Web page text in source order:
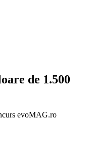
de 1.500
evoMAG.ro